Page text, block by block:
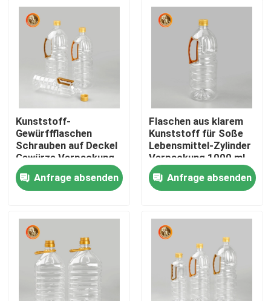
Videos
VR Show
Fabrik Tour
Qualitätskontrolle
Kontakt
Nachrichten
Plastiktablettenfläschchen
Kunststoff-
Gewürffflaschen
Schrauben auf Deckel
Gewürze Verpackung
1000ml-1800ml
Kapazität
Anfrage absenden
Flaschen aus klarem
Kunststoff für Soße
Lebensmittel-Zylinder
Verpackung 1000 ml-
1800 ml Kapazität
Anfrage absenden